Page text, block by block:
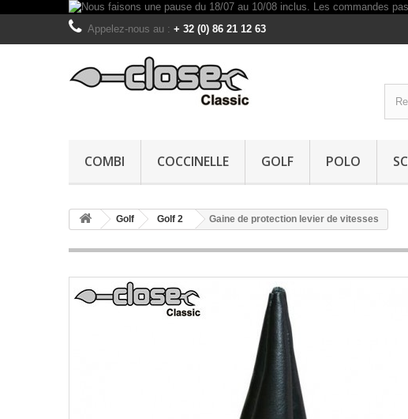
Appelez-nous au : + 32 (0) 86 21 12 63
COMBI COCCINELLE GOLF POLO
Golf Golf 2 Gaine de protection levier de vitesses